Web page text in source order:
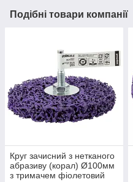
Подібні товари компанії
Круг зачисний з нетканого
абразиву (корал) Ø100мм
з тримачем фіолетовий